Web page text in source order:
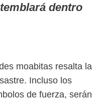
dentro
moabitas resalta la
Incluso los
de fuerza, serán